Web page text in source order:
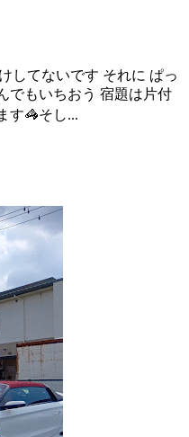
してないです それに ぱっ
でもいちおう 宿題は片付
す🦓そし...